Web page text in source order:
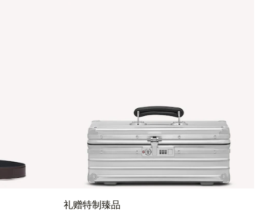
礼赠特制臻品